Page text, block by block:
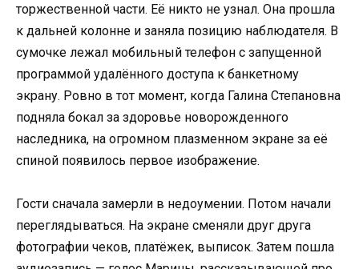
торжественной части. Её никто не узнал. Она прошла
к дальней колонне и заняла позицию наблюдателя. В
сумочке лежал мобильный телефон с запущенной
программой удалённого доступа к банкетному
экрану. Ровно в тот момент, когда Галина Степановна
подняла бокал за здоровье новорожденного
наследника, на огромном плазменном экране за её
спиной появилось первое изображение.
Гости сначала замерли в недоумении. Потом начали
переглядываться. На экране сменяли друг друга
фотографии чеков, платёжек, выписок. Затем пошла